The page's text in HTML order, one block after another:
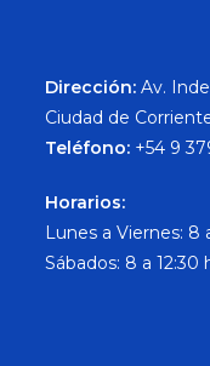
Dirección: Av.
Ciudad de
Teléfono: +54 9
Horarios:
Lunes a Viernes: 8
Sábados: 8 a 12:30